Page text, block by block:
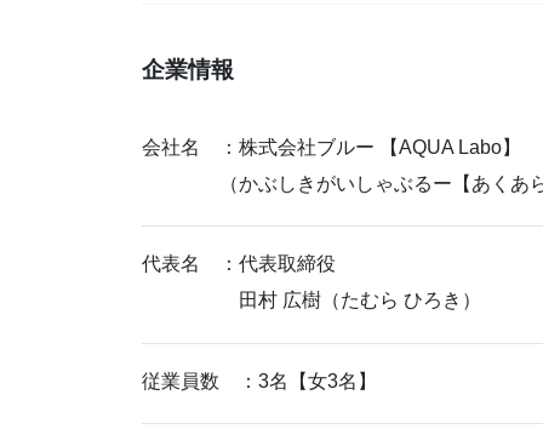
企業情報
会社名 ：株式会社ブルー 【AQUA Labo】
（かぶしきがいしゃぶるー【あくあ
代表名 ：代表取締役
田村 広樹（たむら ひろき）
従業員数 ：3名【女3名】